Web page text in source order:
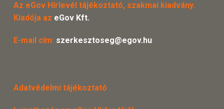
Az eGov Hírlevél tájékoztató, szakmai kiadvány.
Kiadója az eGov Kft.
E-mail cím: szerkesztoseg@egov.hu
Adatvédelmi tájékoztató